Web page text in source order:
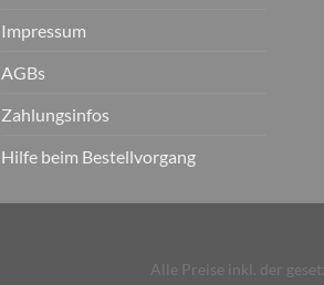
Impressum
AGBs
Zahlungsinfos
Hilfe beim Bestellvorgang
Alle Preise inkl. der